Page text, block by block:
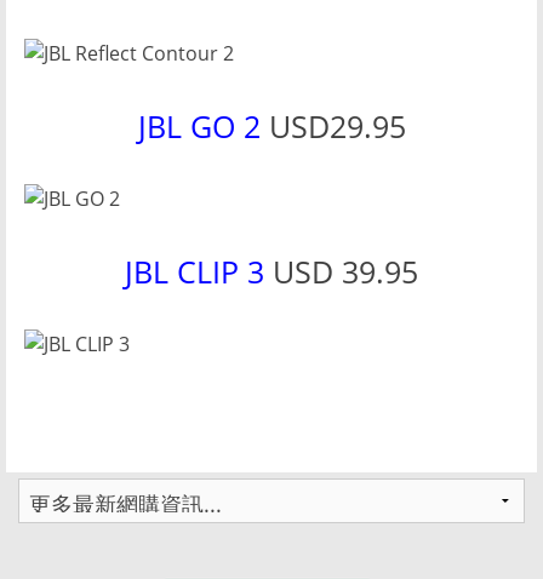
JBL GO 2 USD29.95
JBL CLIP 3 USD 39.95